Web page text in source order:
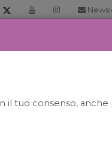
il tuo consenso,